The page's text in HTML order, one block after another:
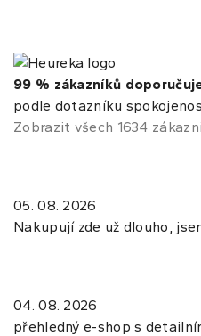
99 % zákazníků
podle dotazníku
Zobrazit všech 1634
05. 08. 2026
Nakupují zde už dlouho,
04. 08. 2026
přehledný e-shop s